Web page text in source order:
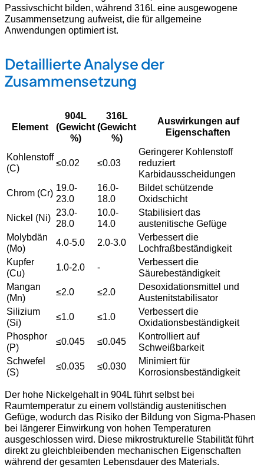
Passivschicht bilden, während 316L eine ausgewogene
Zusammensetzung aufweist, die für allgemeine
Anwendungen optimiert ist.
Detaillierte Analyse der
Zusammensetzung
Element
904L
(Gewicht
%)
316L
(Gewicht
%)
Auswirkungen auf
Eigenschaften
Kohlenstoff
(C)
≤0.02 ≤0.03
Geringerer Kohlenstoff
reduziert
Karbidausscheidungen
Chrom (Cr) 19.0-
23.0
16.0-
18.0
Bildet schützende
Oxidschicht
Nickel (Ni) 23.0-
28.0
10.0-
14.0
Stabilisiert das
austenitische Gefüge
Molybdän
(Mo)
4.0-5.0 2.0-3.0
Verbessert die
Lochfraßbeständigkeit
Kupfer
(Cu)
1.0-2.0 -
Verbessert die
Säurebeständigkeit
Mangan
(Mn)
≤2.0 ≤2.0
Desoxidationsmittel und
Austenitstabilisator
Silizium
(Si)
≤1.0 ≤1.0
Verbessert die
Oxidationsbeständigkeit
Phosphor
(P)
≤0.045 ≤0.045
Kontrolliert auf
Schweißbarkeit
Schwefel
(S)
≤0.035 ≤0.030
Minimiert für
Korrosionsbeständigkeit
Der hohe Nickelgehalt in 904L führt selbst bei
Raumtemperatur zu einem vollständig austenitischen
Gefüge, wodurch das Risiko der Bildung von Sigma-Phasen
bei längerer Einwirkung von hohen Temperaturen
ausgeschlossen wird. Diese mikrostrukturelle Stabilität führt
direkt zu gleichbleibenden mechanischen Eigenschaften
während der gesamten Lebensdauer des Materials.